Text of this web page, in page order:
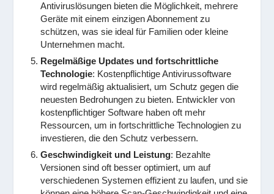
Antiviruslösungen bieten die Möglichkeit, mehrere
Geräte mit einem einzigen Abonnement zu
schützen, was sie ideal für Familien oder kleine
Unternehmen macht.
Regelmäßige Updates und fortschrittliche
Technologie: Kostenpflichtige Antivirussoftware
wird regelmäßig aktualisiert, um Schutz gegen die
neuesten Bedrohungen zu bieten. Entwickler von
kostenpflichtiger Software haben oft mehr
Ressourcen, um in fortschrittliche Technologien zu
investieren, die den Schutz verbessern.
Geschwindigkeit und Leistung: Bezahlte
Versionen sind oft besser optimiert, um auf
verschiedenen Systemen effizient zu laufen, und sie